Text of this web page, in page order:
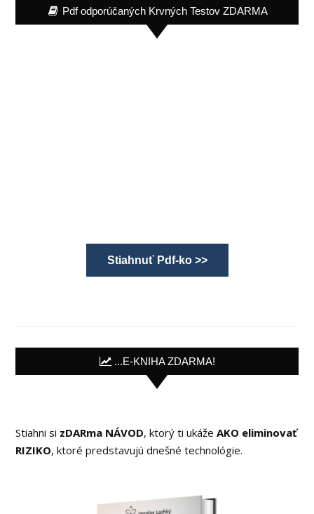
Pdf odporúčaných Krvných Testov ZDARMA
Stiahnuť Pdf-ko >>
...E-KNIHA ZDARMA!
Stiahni si zDARma NÁVOD, ktorý ti ukážeAKO eliminovať
RIZIKO, ktoré predstavujú dnešné technológie.